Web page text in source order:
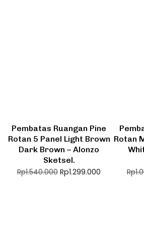
Pembatas Ruangan Pine
Rotan 5 Panel Light Brown
Dark Brown – Alonzo
Sketsel.
Rp1.540.000 Rp1.299.000
Rotan
Rp